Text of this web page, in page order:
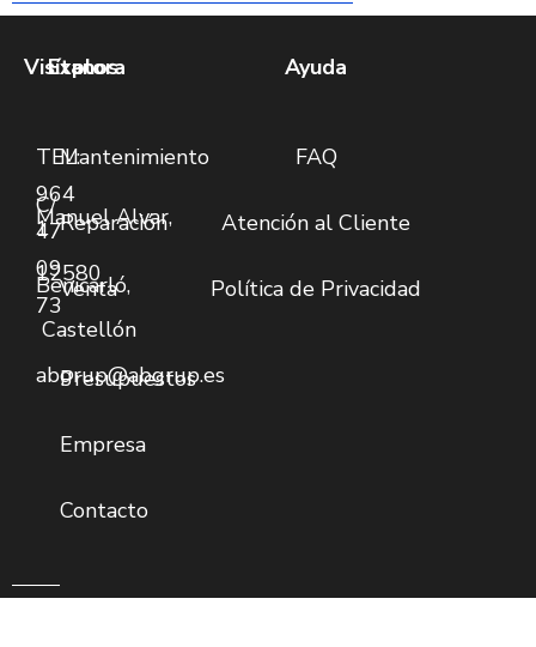
Visítanos
C/
ManuelAlvar,
1
12580
Benicarló,
Castellón
TEL:
964
47
09
73
abgrup@abgrup.es
Explora
Mantenimiento
Reparación
Venta
Presupuestos
Empresa
Contacto
Ayuda
FAQ
Atención al Cliente
Política de Privacidad